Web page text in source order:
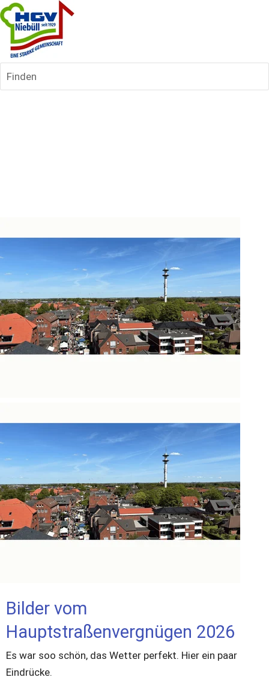
Finden
Bilder vom
Hauptstraßenvergnügen 2026
Es war soo schön, das Wetter perfekt. Hier ein paar
Eindrücke.